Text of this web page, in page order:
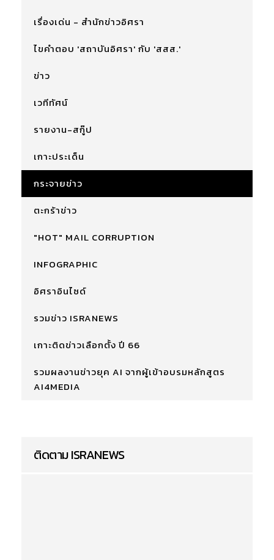
เรื่องเด่น - สำนักข่าวอิศรา
ไขคำตอบ 'สถาบันอิศรา' กับ 'สสส.'
ข่าว
เวทีทัศน์
รายงาน-สกู๊ป
เกาะประเด็น
กระจายข่าว
ตะกร้าข่าว
"HOT" MAIL CORRUPTION
INFOGRAPHIC
อิศราอินไซด์
รวมข่าว ISRANEWS
เกาะติดข่าวเลือกตั้ง ปี 66
รวมผลงานข่าวยุค AI จากผู้เข้าอบรมหลักสูตร
AI4MEDIA
ติดตาม ISRANEWS